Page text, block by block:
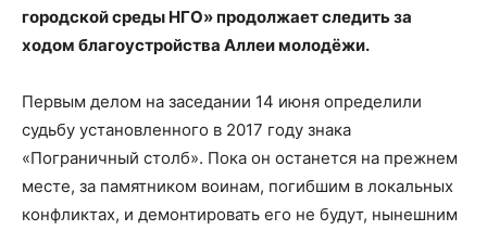
городской среды НГО» продолжает следить за
ходом благоустройства Аллеи молодёжи.
Первым делом на заседании 14 июня определили
судьбу установленного в 2017 году знака
«Пограничный столб». Пока он останется на прежнем
месте, за памятником воинам, погибшим в локальных
конфликтах, и демонтировать его не будут, нынешним